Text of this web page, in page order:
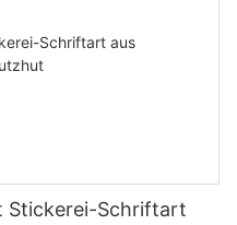
Stickerei-Schriftart